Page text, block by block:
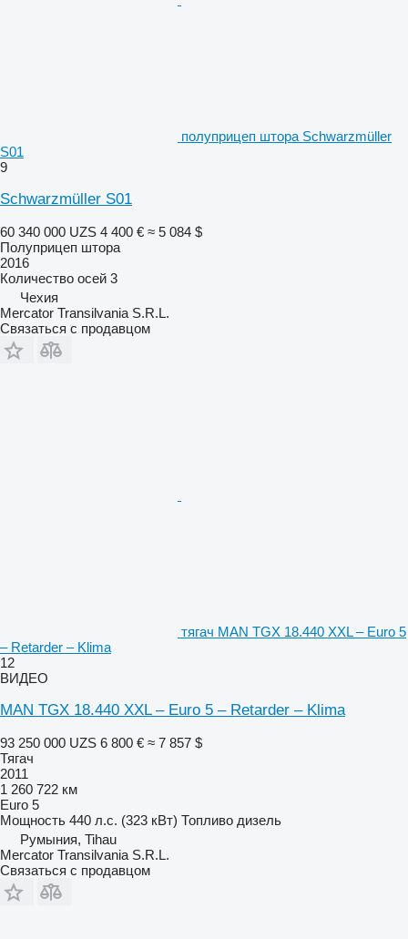
полуприцеп штора Schwarzmüller
S01
9
Schwarzmüller S01
60 340 000 UZS 4 400 € ≈ 5 084 $
Полуприцеп штора
2016
Количество осей 3
Чехия
Mercator Transilvania S.R.L.
Связаться с продавцом
тягач MAN TGX 18.440 XXL – Euro 5
– Retarder – Klima
12
ВИДЕО
MAN TGX 18.440 XXL – Euro 5 – Retarder – Klima
93 250 000 UZS 6 800 € ≈ 7 857 $
Тягач
2011
1 260 722 км
Euro 5
Мощность 440 л.с. (323 кВт) Топливо дизель
Румыния, Tihau
Mercator Transilvania S.R.L.
Связаться с продавцом